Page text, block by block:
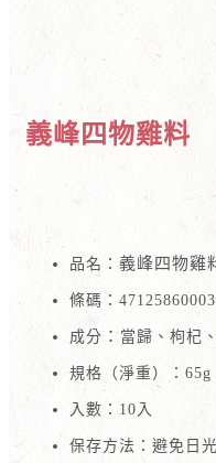
義峰四物雞料
品名： 義峰四物雞
條碼：
成分 ：當歸、枸杞
規格（淨重）：65g
入數：10入
保存方法：避免日